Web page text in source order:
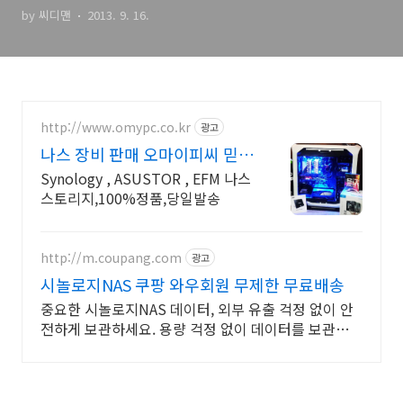
by 씨디맨 2013. 9. 16.
http://www.omypc.co.kr 광고
나스 장비 판매 오마이피씨 믿을
수 있는 24년차 쇼핑몰
Synology , ASUSTOR , EFM 나스
스토리지,100%정품,당일발송
http://m.coupang.com 광고
시놀로지NAS 쿠팡 와우회원 무제한 무료배송
중요한 시놀로지NAS 데이터, 외부 유출 걱정 없이 안
전하게 보관하세요. 용량 걱정 없이 데이터를 보관하